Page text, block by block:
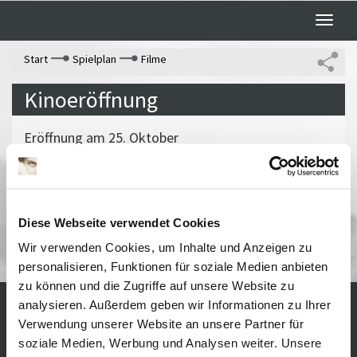
Diese Webseite verwendet Cookies
Wir verwenden Cookies, um Inhalte und Anzeigen zu
personalisieren, Funktionen für soziale Medien anbieten
zu können und die Zugriffe auf unsere Website zu
analysieren. Außerdem geben wir Informationen zu Ihrer
Verwendung unserer Website an unsere Partner für
soziale Medien, Werbung und Analysen weiter. Unsere
Toggle
Start
Spielplan Filme
Kinoeröffnung
Eröffnung am 25. Oktober
Vergangene Vorstellungen
Wiedereröffnung
Kontakt / Anfahrt
Öffnungszeiten /
Impressum
Sitemap